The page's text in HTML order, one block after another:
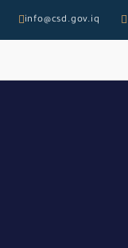
info@csd.gov.iq